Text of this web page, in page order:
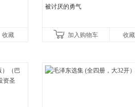
收藏
被讨厌的勇气
加入购物车 收藏